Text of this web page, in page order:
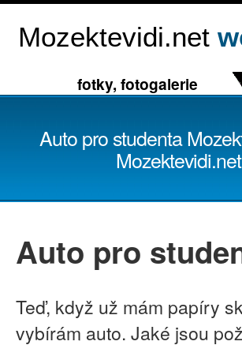
Mozektevidi.net
fotky, fotogalerie
Auto pro studenta
Auto pro
Teď, když už mám papíry
vybírám auto. Jaké jsou